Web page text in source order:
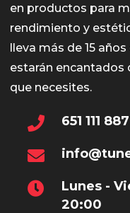
en productos para
rendimiento y
lleva más de 15
estarán encantados
que necesites.
651 111 887
Lunes -
20:00